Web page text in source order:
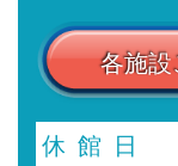
各施設
休館日